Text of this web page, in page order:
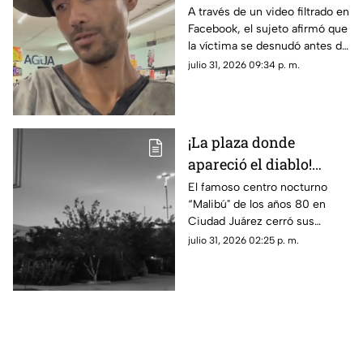
de José Bélico, habría
movido un cadáver que
cayó en su dique
A través de un video filtrado en
Facebook, el sujeto afirmó que
la víctima se desnudó antes de
caer y justificó haber movido
julio 31, 2026 09:34 p. m.
¡La plaza donde
apareció el diablo!
Aseguran que hombre
con patas de cabra se
apareció en lo que hoy
es conocida tienda en
El famoso centro nocturno
“Malibú" de los años 80 en
Ciudad Juárez cerró sus
puertas tras una terrorífica
julio 31, 2026 02:25 p. m.